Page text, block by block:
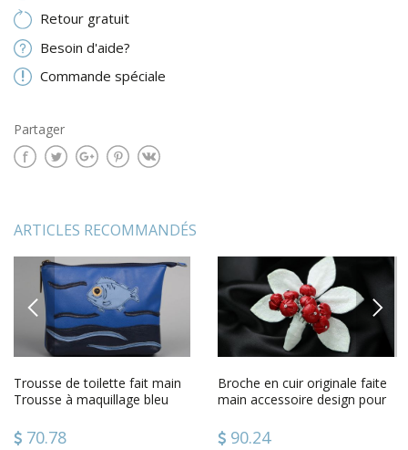
Retour gratuit
Besoin d'aide?
Commande spéciale
Partager
ARTICLES RECOMMANDÉS
PREVIOUS
Trousse de toilette fait main
Trousse à maquillage bleu
70.78
Broche en cuir originale faite
main accessoire design pour
90.24
NEXT